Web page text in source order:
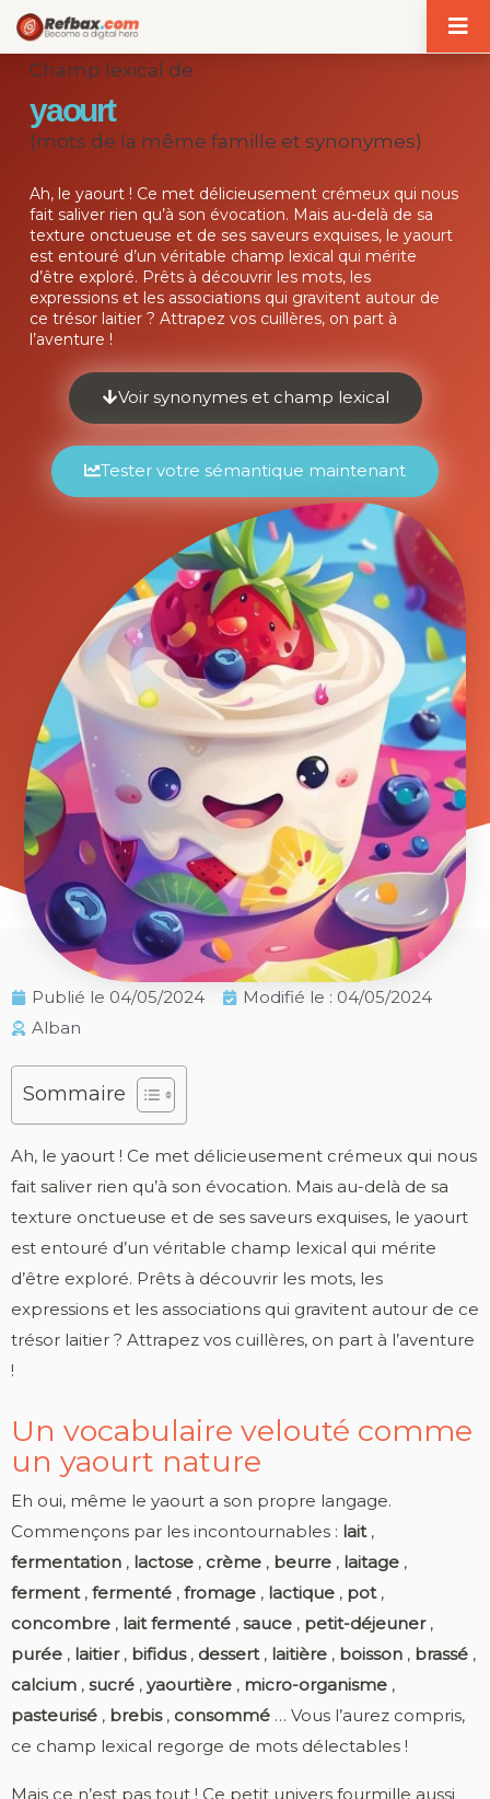
Champ lexical de
yaourt
(mots de la même famille et synonymes)
Ah, le yaourt ! Ce met délicieusement crémeux qui nous
fait saliver rien qu’à son évocation. Mais au-delà de sa
texture onctueuse et de ses saveurs exquises, le yaourt
est entouré d’un véritable champ lexical qui mérite
d’être exploré. Prêts à découvrir les mots, les
expressions et les associations qui gravitent autour de
ce trésor laitier ? Attrapez vos cuillères, on part à
l’aventure !
Voir synonymes et champ lexical
Tester votre sémantique maintenant
Publié le 04/05/2024
Modifié le : 04/05/2024
Alban
Sommaire
Ah, le yaourt ! Ce met délicieusement crémeux qui nous
fait saliver rien qu’à son évocation. Mais au-delà de sa
texture onctueuse et de ses saveurs exquises, le yaourt
est entouré d’un véritable champ lexical qui mérite
d’être exploré. Prêts à découvrir les mots, les
expressions et les associations qui gravitent autour de ce
trésor laitier ? Attrapez vos cuillères, on part à l’aventure
!
Un vocabulaire velouté comme
un yaourt nature
Eh oui, même le yaourt a son propre langage.
Commençons par les incontournables : lait ,
fermentation , lactose , crème , beurre , laitage ,
ferment , fermenté , fromage , lactique , pot ,
concombre , lait fermenté , sauce , petit-déjeuner ,
purée , laitier , bifidus , dessert , laitière , boisson , brassé ,
calcium , sucré , yaourtière , micro-organisme ,
pasteurisé , brebis , consommé … Vous l’aurez compris,
ce champ lexical regorge de mots délectables !
Mais ce n’est pas tout ! Ce petit univers fourmille aussi
Panneau de gestion des cookies